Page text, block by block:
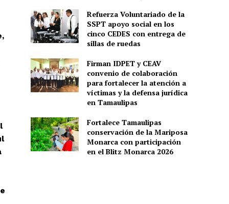
Refuerza Voluntariado de la
SSPT apoyo social en los
cinco CEDES con entrega de
sillas de ruedas
Firman IDPET y CEAV
convenio de colaboración
para fortalecer la atención a
víctimas y la defensa jurídica
en Tamaulipas
Fortalece Tamaulipas
conservación de la Mariposa
Monarca con participación
en el Blitz Monarca 2026